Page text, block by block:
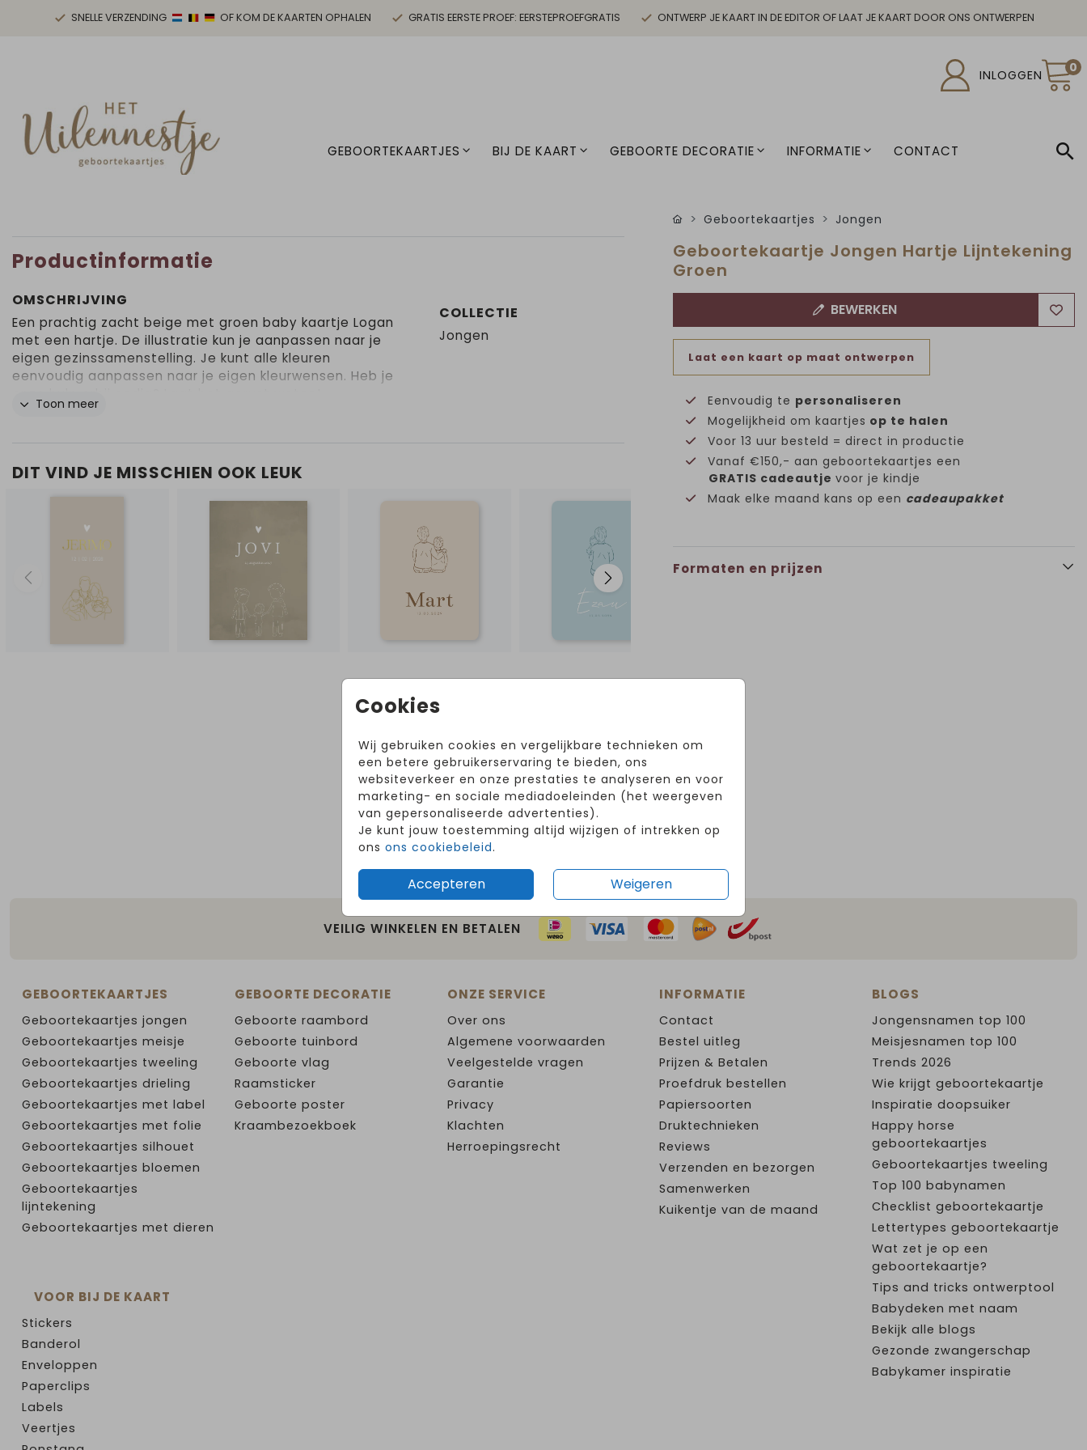
SNELLE VERZENDING OF KOM DE KAARTEN OPHALEN GRATIS EERSTE PROEF: EERSTEPROEFGRATIS ONTWERP JE KAART IN DE EDITOR OF LAAT JE KAART DOOR ONS ONTWERPEN
INLOGGEN 0
GEBOORTEKAARTJES BIJ DE KAART GEBOORTE DECORATIE INFORMATIE CONTACT
Cookies
Wij gebruiken cookies en vergelijkbare technieken om
een betere gebruikerservaring te bieden, ons
websiteverkeer en onze prestaties te analyseren en voor
marketing- en sociale mediadoeleinden (het weergeven
van gepersonaliseerde advertenties).
Je kunt jouw toestemming altijd wijzigen of intrekken op
ons ons cookiebeleid.
Accepteren Weigeren
Productinformatie
OMSCHRIJVING
Een prachtig zacht beige met groen baby kaartje Logan
met een hartje. De illustratie kun je aanpassen naar je
eigen gezinssamenstelling. Je kunt alle kleuren
eenvoudig aanpassen naar je eigen kleurwensen. Heb je
Toon meer
COLLECTIE
Jongen
DIT VIND JE MISSCHIEN OOK LEUK
Geboortekaartjes Jongen
Geboortekaartje Jongen Hartje Lijntekening
Groen
BEWERKEN
Laat een kaart op maat ontwerpen
Eenvoudig te personaliseren
Mogelijkheid om kaartjes op te halen
Voor 13 uur besteld = direct in productie
Vanaf €150,- aan geboortekaartjes een
GRATIS cadeautje voor je kindje
Maak elke maand kans op een cadeaupakket
Formaten en prijzen
Volg ons op Instagram!
@hetuilennestjegeboortekaartjes
VEILIG WINKELEN EN BETALEN
GEBOORTEKAARTJES
Geboortekaartjes jongen
Geboortekaartjes meisje
Geboortekaartjes tweeling
Geboortekaartjes drieling
Geboortekaartjes met label
Geboortekaartjes met folie
Geboortekaartjes silhouet
Geboortekaartjes bloemen
Geboortekaartjes
lijntekening
Geboortekaartjes met dieren
VOOR BIJ DE KAART
Stickers
Banderol
Enveloppen
Paperclips
Labels
Veertjes
GEBOORTE DECORATIE
Geboorte raambord
Geboorte tuinbord
Geboorte vlag
Raamsticker
Geboorte poster
Kraambezoekboek
ONZE SERVICE
Over ons
Algemene voorwaarden
Veelgestelde vragen
Garantie
Privacy
Klachten
Herroepingsrecht
INFORMATIE
Contact
Bestel uitleg
Prijzen & Betalen
Proefdruk bestellen
Papiersoorten
Druktechnieken
Reviews
Verzenden en bezorgen
Samenwerken
Kuikentje van de maand
BLOGS
Jongensnamen top 100
Meisjesnamen top 100
Trends 2026
Wie krijgt geboortekaartje
Inspiratie doopsuiker
Happy horse
geboortekaartjes
Geboortekaartjes tweeling
Top 100 babynamen
Checklist geboortekaartje
Lettertypes geboortekaartje
Wat zet je op een
geboortekaartje?
Tips and tricks ontwerptool
Babydeken met naam
Bekijk alle blogs
Gezonde zwangerschap
Babykamer inspiratie